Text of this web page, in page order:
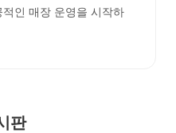
인 매장 운영을 시작하
판